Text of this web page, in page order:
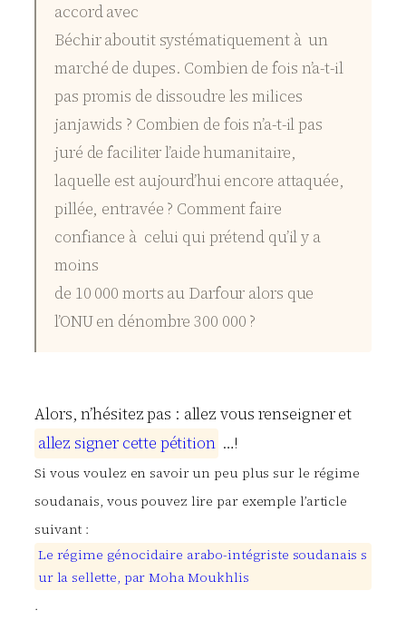
accord avec
Béchir aboutit systématiquement à un
marché de dupes. Combien de fois n’a-t-il
pas promis de dissoudre les milices
janjawids ? Combien de fois n’a-t-il pas
juré de faciliter l’aide humanitaire,
laquelle est aujourd’hui encore attaquée,
pillée, entravée ? Comment faire
confiance à celui qui prétend qu’il y a
moins
de 10 000 morts au Darfour alors que
l’ONU en dénombre 300 000 ?
Alors, n’hésitez pas : allez vous renseigner et
allez signer cette pétition …!
Si vous voulez en savoir un peu plus sur le régime
soudanais, vous pouvez lire par exemple l’article
suivant :
Le régime génocidaire arabo-intégriste soudanais s
ur la sellette, par MohaMoukhlis
.